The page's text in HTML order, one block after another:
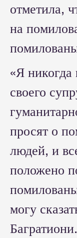
отметила,
на
«Я
своего
просят о
людей, и
положено
могу
Багратиони.